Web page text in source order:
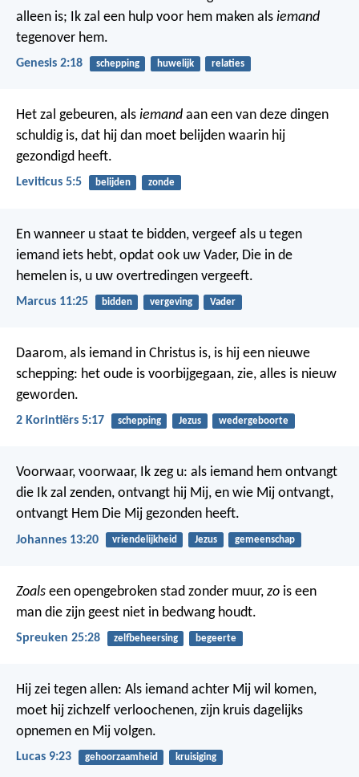
alleen is; Ik zal een hulp voor hem maken als iemand
tegenover hem.
Genesis 2:18 schepping huwelijk relaties
Het zal gebeuren, als iemand aan een van deze dingen
schuldig is, dat hij dan moet belijden waarin hij
gezondigd heeft.
Leviticus 5:5 belijden zonde
En wanneer u staat te bidden, vergeef als u tegen
iemand iets hebt, opdat ook uw Vader, Die in de
hemelen is, u uw overtredingen vergeeft.
Marcus 11:25 bidden vergeving Vader
Daarom, als iemand in Christus is, is hij een nieuwe
schepping: het oude is voorbijgegaan, zie, alles is nieuw
geworden.
2 Korintiërs 5:17 schepping Jezus wedergeboorte
Voorwaar, voorwaar, Ik zeg u: als iemand hem ontvangt
die Ik zal zenden, ontvangt hij Mij, en wie Mij ontvangt,
ontvangt Hem Die Mij gezonden heeft.
Johannes 13:20 vriendelijkheid Jezus gemeenschap
Zoals een opengebroken stad zonder muur, zo is een
man die zijn geest niet in bedwang houdt.
Spreuken 25:28 zelfbeheersing begeerte
Hij zei tegen allen: Als iemand achter Mij wil komen,
moet hij zichzelf verloochenen, zijn kruis dagelijks
opnemen en Mij volgen.
Lucas 9:23 gehoorzaamheid kruisiging